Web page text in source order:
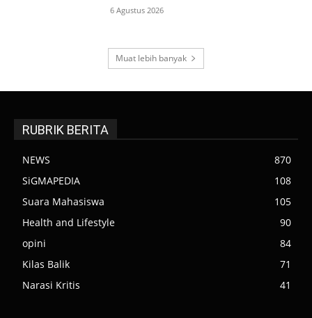
6 Agustus 2026
Muat lebih banyak
RUBRIK BERITA
NEWS
870
SiGMAPEDIA
108
Suara Mahasiswa
105
Health and Lifestyle
90
opini
84
Kilas Balik
71
Narasi Kritis
41